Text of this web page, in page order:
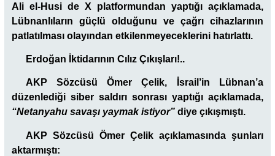
Ali el-Husi de X platformundan yaptığı açıklamada,
Lübnanlıların güçlü olduğunu ve çağrı cihazlarının
patlatılması olayından etkilenmeyeceklerini hatırlattı.
Erdoğan İktidarının Cılız Çıkışları!..
AKP Sözcüsü Ömer Çelik, İsrail’in Lübnan’a
düzenlediği siber saldırı sonrası yaptığı açıklamada,
“Netanyahu savaşı yaymak istiyor” diye çıkışmıştı.
AKP Sözcüsü Ömer Çelik açıklamasında şunları
aktarmıştı: